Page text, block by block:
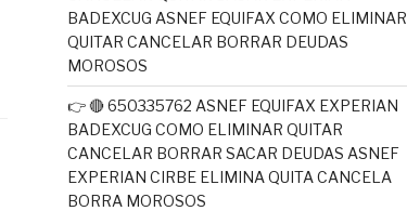
BADEXCUG ASNEF EQUIFAX COMO ELIMINAR
QUITAR CANCELAR BORRAR DEUDAS
MOROSOS
👉 🔴 650335762 ASNEF EQUIFAX EXPERIAN
BADEXCUG COMO ELIMINAR QUITAR
CANCELAR BORRAR SACAR DEUDAS ASNEF
EXPERIAN CIRBE ELIMINA QUITA CANCELA
BORRA MOROSOS